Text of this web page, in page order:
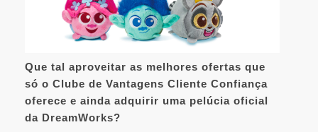
Que tal aproveitar as melhores ofertas que
só o Clube de Vantagens Cliente Confiança
oferece e ainda adquirir uma pelúcia oficial
da DreamWorks?